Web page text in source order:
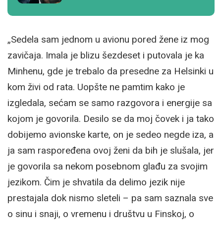
„Sedela sam jednom u avionu pored žene iz mog
zavičaja. Imala je blizu šezdeset i putovala je ka
Minhenu, gde je trebalo da presedne za Helsinki u
kom živi od rata. Uopšte ne pamtim kako je
izgledala, sećam se samo razgovora i energije sa
kojom je govorila. Desilo se da moj čovek i ja tako
dobijemo avionske karte, on je sedeo negde iza, a
ja sam raspoređena ovoj ženi da bih je slušala, jer
je govorila sa nekom posebnom glađu za svojim
jezikom. Čim je shvatila da delimo jezik nije
prestajala dok nismo sleteli – pa sam saznala sve
o sinu i snaji, o vremenu i društvu u Finskoj, o